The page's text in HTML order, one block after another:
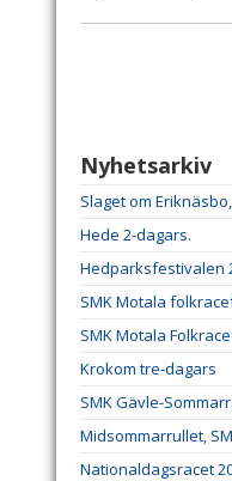
Nyhetsarkiv
Slaget om
Hede 2-dagars.
Hedparksfestivalen
SMK Motala
SMK Motala
Krokom tre-dagars
SMK Gävle-
Midsommarrullet,
Nationaldagsracet